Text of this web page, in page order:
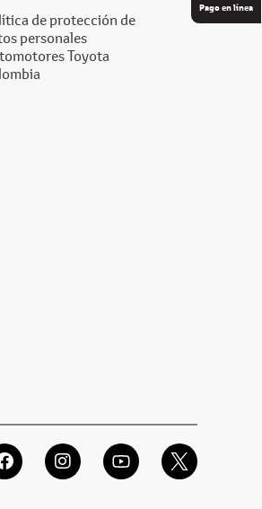
de protección de
personales
Toyota
Pago en línea